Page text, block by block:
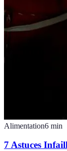
Alimentation6 min
7 Astuces